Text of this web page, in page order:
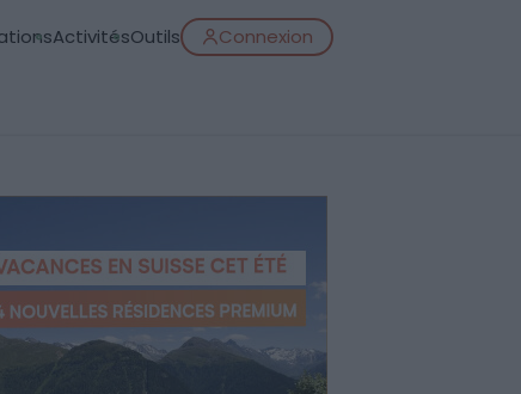
ActivitésOutils Connexion